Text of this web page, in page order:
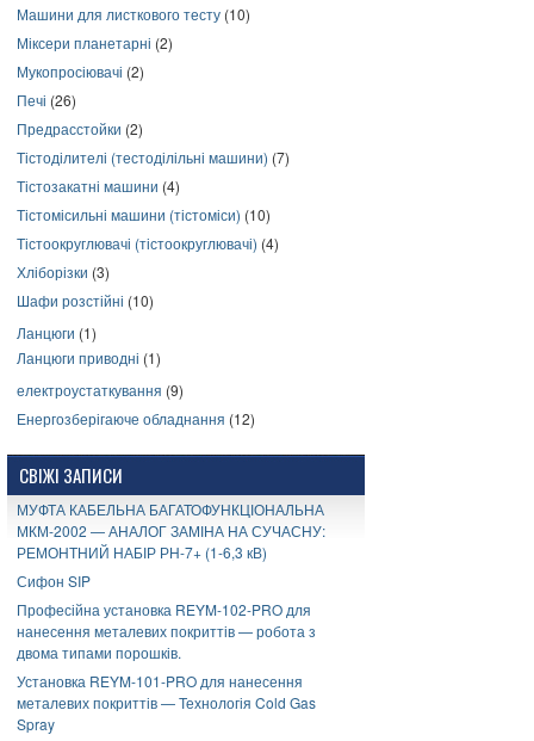
Машини для листкового тесту (10)
Міксери планетарні (2)
Мукопросіювачі (2)
Печі (26)
Предрасстойки (2)
Тістоділителі (тестоділільні машини) (7)
Тістозакатні машини (4)
Тістомісильні машини (тістоміси) (10)
Тістоокруглювачі (тістоокруглювачі) (4)
Хліборізки (3)
Шафи розстійні (10)
Ланцюги (1)
Ланцюги приводні (1)
електроустаткування (9)
Енергозберігаюче обладнання (12)
СВІЖІ ЗАПИСИ
МУФТА КАБЕЛЬНА БАГАТОФУНКЦІОНАЛЬНА
МКМ-2002 — АНАЛОГ ЗАМІНА НА СУЧАСНУ:
РЕМОНТНИЙ НАБІР РН-7+ (1-6,3 кВ)
Сифон SIP
Професійна установка REYM-102-PRO для
нанесення металевих покриттів — робота з
двома типами порошків.
Установка REYM-101-PRO для нанесення
металевих покриттів — Технологія Cold Gas
Spray